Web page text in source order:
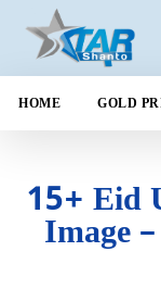
HOME GOLD
15+ Eid
Image